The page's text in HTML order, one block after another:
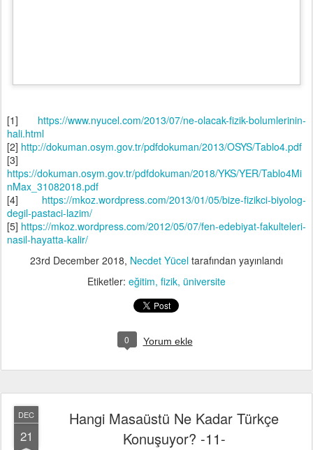
[1] https://www.nyucel.com/2013/07/ne-olacak-fizik-bolumlerinin-
hali.html
[2] http://dokuman.osym.gov.tr/pdfdokuman/2013/OSYS/Tablo4.pdf
[3]
https://dokuman.osym.gov.tr/pdfdokuman/2018/YKS/YER/Tablo4Mi
nMax_31082018.pdf
[4] https://mkoz.wordpress.com/2013/01/05/bize-fizikci-biyolog-
degil-pastaci-lazim/
[5] https://mkoz.wordpress.com/2012/05/07/fen-edebiyat-fakulteleri-
nasil-hayatta-kalir/
23rd December 2018, Necdet Yücel tarafından yayınlandı
Etiketler: eğitim fizik üniversite
0 Yorum ekle
DEC
21
Hangi Masaüstü Ne Kadar Türkçe
Konuşuyor? -11-